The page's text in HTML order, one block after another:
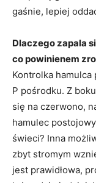
gaśnie, lepiej
Dlaczego zapala
co powinienem
Kontrolka hamulca
P pośrodku. Z
się na czerwono,
hamulec
świeci? Inna
zbyt stromym
jest prawidłowa,